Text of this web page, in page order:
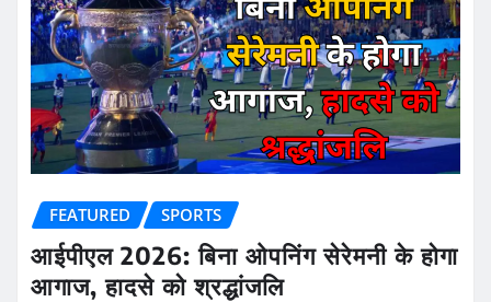
FEATURED SPORTS
आईपीएल 2026: बिना ओपनिंग सेरेमनी के होगा
आगाज, हादसे को श्रद्धांजलि